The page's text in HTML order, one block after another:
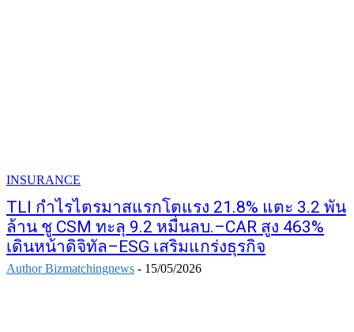
INSURANCE
TLI กำไรไตรมาสแรกโตแรง 21.8% แตะ 3.2 พัน
ล้าน ชู CSM ทะลุ 9.2 หมื่นลบ.–CAR สูง 463%
เดินหน้าดิจิทัล–ESG เสริมแกร่งธุรกิจ
Author Bizmatchingnews - 15/05/2026